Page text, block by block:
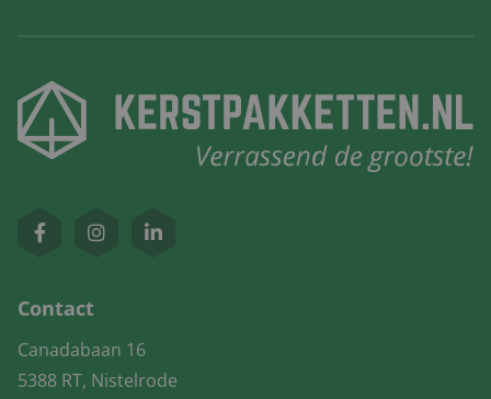
Contact
Canadabaan 16
5388 RT, Nistelrode